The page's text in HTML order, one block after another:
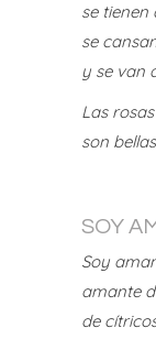
se tienen
se
y se van
Las
son
SOY
Soy
amante
de